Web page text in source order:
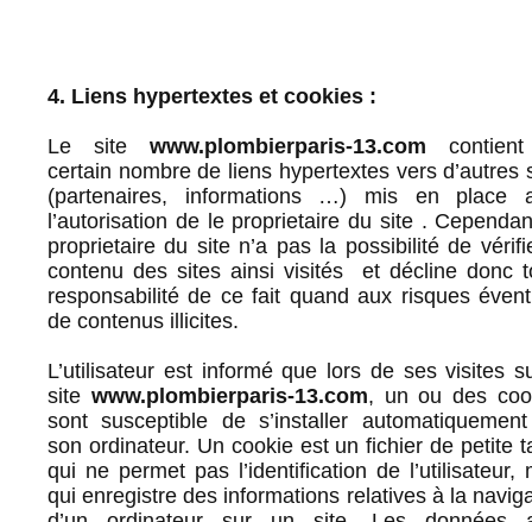
4. Liens hypertextes et cookies :
Le site www.plombierparis-13.com
certain nombre de liens hypertextes vers d’autres
(partenaires, informations …) mis en place
l’autorisation de le proprietaire du site .
proprietaire du site n’a pas la possibilité de
contenu des sites ainsi visités et décline donc
responsabilité de ce fait quand aux risques
de contenus illicites.
L’utilisateur est informé que lors de ses visites
site www.plombierparis-13.com, un ou des
sont susceptible de s’installer
son ordinateur. Un cookie est un fichier de petite
qui ne permet pas l’identification de l’utilisateur,
qui enregistre des informations relatives à la